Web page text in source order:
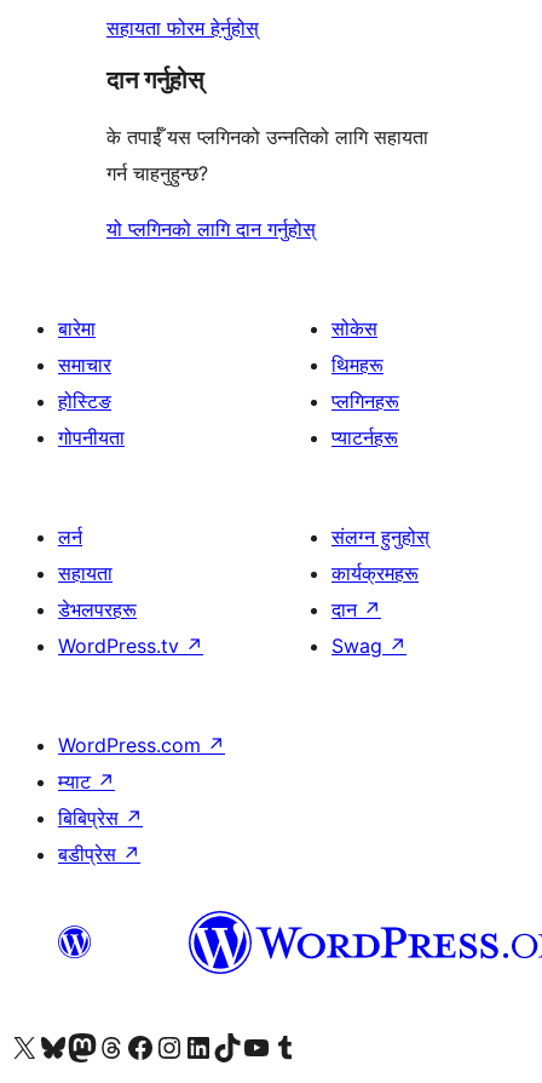
सहायता फोरम हेर्नुहोस्
दान गर्नुहोस्
के तपाईँ यस प्लगिनको उन्नतिको लागि सहायता
गर्न चाहनुहुन्छ?
यो प्लगिनको लागि दान गर्नुहोस्
बारेमा
समाचार
होस्टिङ
गोपनीयता
सोकेस
थिमहरू
प्लगिनहरू
प्याटर्नहरू
लर्न
सहायता
डेभलपरहरू
WordPress.tv ↗
संलग्न हुनुहोस्
कार्यक्रमहरू
दान ↗
Swag ↗
WordPress.com ↗
म्याट ↗
बिबिप्रेस ↗
बडीप्रेस ↗
हाम्रो X (पहिले ट्विटर) खातामा जानुहोस्
हाम्रो Bluesky खाता भ्रमण गर्नुहोस्
हाम्रो म्यास्टोडन खाता भ्रमण गर्नुहोस्
हाम्रो थ्रेड्स खातामा जानुहोस्
हाम्रो फेसबुक पेजमा जानुहोस्
हाम्रो इन्स्टाग्राम खातामा जानुहोस्
हाम्रो लिङ्क्डइन खातामा जानुहोस्
हाम्रो TikTok खाता भ्रमण गर्नुहोस्
हाम्रो युट्युब च्यानलमा जानुहोस्
हाम्रो टम्बलर खाता भ्रमण गर्नुहोस्